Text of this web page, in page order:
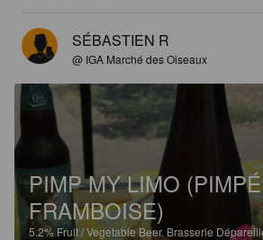
SÉBASTIEN R
@ IGA Marché des Oiseaux
PIMP MY LIMO
FRAMBOISE)
5.2% Fruit / Vegetable Beer. Brasserie